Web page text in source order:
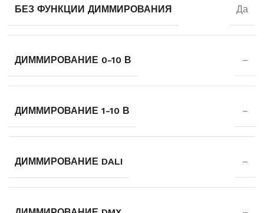
БЕЗ ФУНКЦИИ ДИММИРОВАНИЯ Да
ДИММИРОВАНИЕ 0-10 В –
ДИММИРОВАНИЕ 1-10 В –
ДИММИРОВАНИЕ DALI –